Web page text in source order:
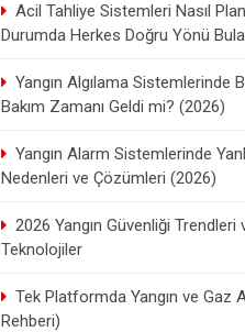
Acil Tahliye Sistemleri Nasıl
Durumda Herkes Doğru Yönü
Yangın Algılama Sistemlerinde
Bakım Zamanı Geldi mi? (2026)
Yangın Alarm Sistemlerinde
Nedenleri ve Çözümleri (2026)
2026 Yangın Güvenliği Trendleri
Teknolojiler
Tek Platformda Yangın ve Gaz
Rehberi)